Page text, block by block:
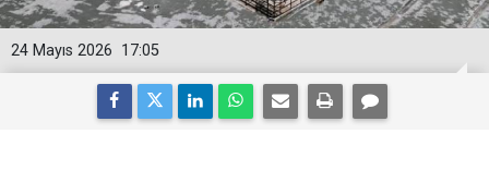
17:05
24 Mayıs 2026